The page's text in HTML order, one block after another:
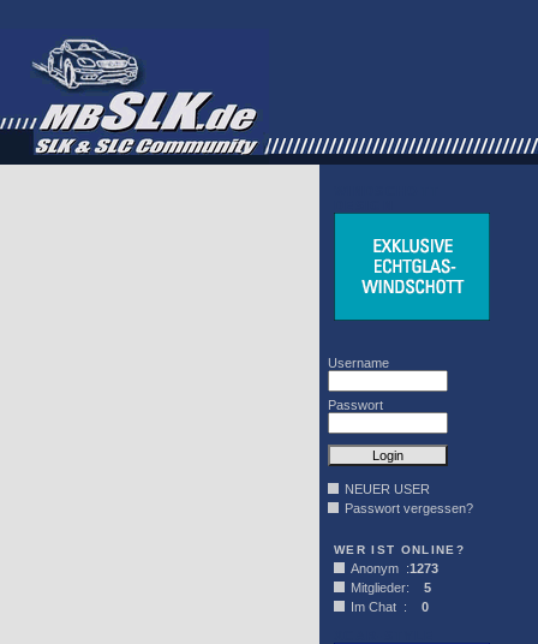
Username
Passwort
NEUER USER
Passwort vergessen?
WER IST ONLINE?
Anonym :1273
Mitglieder: 5
Im Chat : 0